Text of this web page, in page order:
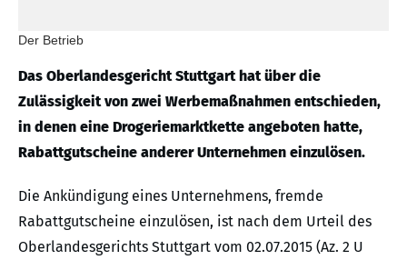
Der Betrieb
Das Oberlandesgericht Stuttgart hat über die
Zulässigkeit von zwei Werbemaßnahmen entschieden,
in denen eine Drogeriemarktkette angeboten hatte,
Rabattgutscheine anderer Unternehmen einzulösen.
Die Ankündigung eines Unternehmens, fremde
Rabattgutscheine einzulösen, ist nach dem Urteil des
Oberlandesgerichts Stuttgart vom 02.07.2015 (Az. 2 U